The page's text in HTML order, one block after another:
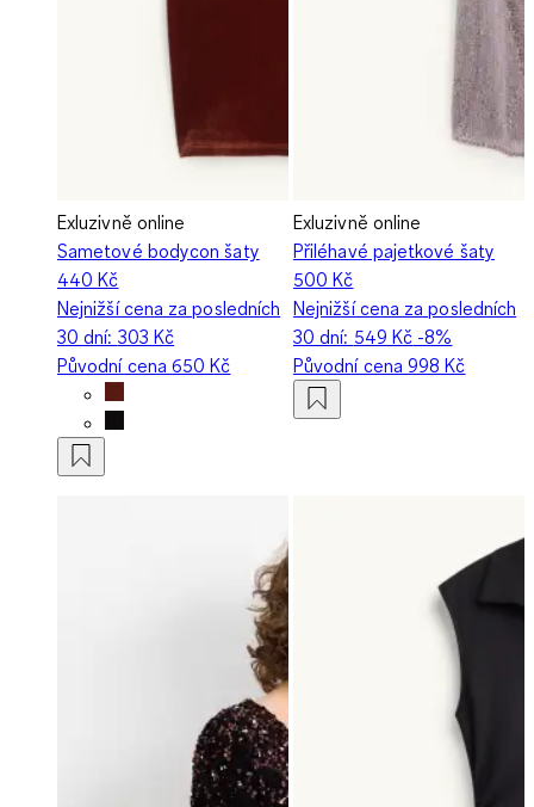
Exluzivně online
Sametové bodycon šaty
440 Kč
Nejnižší cena za posledních
30 dní: 303 Kč
Původní cena650 Kč
Exluzivně online
Přiléhavé pajetkové šaty
500 Kč
Nejnižší cena za posledních
30 dní: 549 Kč -8%
Původní cena998 Kč